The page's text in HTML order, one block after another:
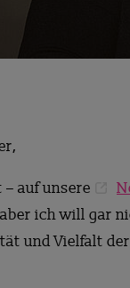
auf unsere
ich will gar
und Vielfalt